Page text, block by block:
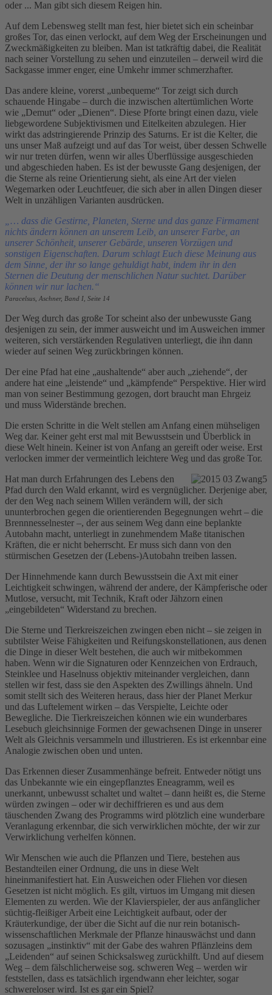
oder ... Man gibt sich diesem Reigen hin.
Auf dem Lebensweg stellt man fest, hier bietet sich ein scheinbar
großes Tor, das einen verlockt, auf dem Weg der Erscheinungen und
Zweckmäßigkeiten zu bleiben. Man ist tatkräftig dabei, die Realität
nach seiner Vorstellung zu sehen und einzuteilen – derweil wird die
Sackgasse immer enger, eine Umkehr immer schmerzhafter.
Das andere kleine, vorerst „unbequeme“ Tor zeigt sich durch
schauende Hingabe – durch die inzwischen altertümlichen Worte
wie „Demut“ oder „Dienen“. Diese Pforte bringt einen dazu, viele
liebgewordene Subjektivismen und Eitelkeiten abzulegen. Hier
wirkt das adstringierende Prinzip des Saturns. Er ist die Kelter, die
uns unser Maß aufzeigt und auf das Tor weist, über dessen Schwelle
wir nur treten dürfen, wenn wir alles Überflüssige ausgeschieden
und abgeschieden haben. Es ist der bewusste Gang desjenigen, der
die Sterne als reine Orientierung sieht, als eine Art der vielen
Wegemarken oder Leuchtfeuer, die sich aber in allen Dingen dieser
Welt in unzähligen Varianten ausdrücken.
„… dass die Gestirne, Planeten, Sterne und das ganze Firmament
nichts ändern können an unserem Leib, an unserer Farbe, an
unserer Schönheit, unserer Gebärde, unseren Vorzügen und
sonstigen Eigenschaften. Darum schlagt Euch diese Meinung aus
dem Sinne, der ihr so lange gehuldigt habt, indem ihr in den
Sternen die Deutung der menschlichen Natur suchtet. Darüber
können wir nur lachen.“
Paracelsus, Aschner, Band I, Seite 14
Der Weg durch das große Tor scheint also der unbewusste Gang
desjenigen zu sein, der immer ausweicht und im Ausweichen immer
weiteren, sich verstärkenden Regulativen unterliegt, die ihn dann
wieder auf seinen Weg zurückbringen können.
Der eine Pfad hat eine „aushaltende“ aber auch „ziehende“, der
andere hat eine „leistende“ und „kämpfende“ Perspektive. Hier wird
man von seiner Bestimmung gezogen, dort braucht man Ehrgeiz
und muss Widerstände brechen.
Die ersten Schritte in die Welt stellen am Anfang einen mühseligen
Weg dar. Keiner geht erst mal mit Bewusstsein und Überblick in
diese Welt hinein. Keiner ist von Anfang an gereift oder weise. Erst
verlocken immer der vermeintlich leichtere Weg und das große Tor.
Hat man durch Erfahrungen des Lebens den
Pfad durch den Wald erkannt, wird es vergnüglicher. Derjenige aber,
der den Weg nach seinem Willen verändern will, der sich
ununterbrochen gegen die orientierenden Begegnungen wehrt – die
Brennnesselnester –, der aus seinem Weg dann eine beplankte
Autobahn macht, unterliegt in zunehmendem Maße titanischen
Kräften, die er nicht beherrscht. Er muss sich dann von den
stürmischen Gesetzen der (Lebens-)Autobahn treiben lassen.
Der Hinnehmende kann durch Bewusstsein die Axt mit einer
Leichtigkeit schwingen, während der andere, der Kämpferische oder
Mutlose, versucht, mit Technik, Kraft oder Jähzorn einen
„eingebildeten“ Widerstand zu brechen.
Die Sterne und Tierkreiszeichen zwingen eben nicht – sie zeigen in
subtilster Weise Fähigkeiten und Reifungskonstellationen, aus denen
die Dinge in dieser Welt bestehen, die auch wir mitbekommen
haben. Wenn wir die Signaturen oder Kennzeichen von Erdrauch,
Steinklee und Haselnuss objektiv miteinander vergleichen, dann
stellen wir fest, dass sie den Aspekten des Zwillings ähneln. Und
somit stellt sich des Weiteren heraus, dass hier der Planet Merkur
und das Luftelement wirken – das Verspielte, Leichte oder
Bewegliche. Die Tierkreiszeichen können wie ein wunderbares
Lesebuch gleichsinnige Formen der gewachsenen Dinge in unserer
Welt als Gleichnis versammeln und illustrieren. Es ist erkennbar eine
Analogie zwischen oben und unten.
Das Erkennen dieser Zusammenhänge befreit. Entweder nötigt uns
das Unbekannte wie ein eingepflanztes Eneagramm, weil es
unerkannt, unbewusst schaltet und waltet – dann heißt es, die Sterne
würden zwingen – oder wir dechiffrieren es und aus dem
täuschenden Zwang des Programms wird plötzlich eine wunderbare
Veranlagung erkennbar, die sich verwirklichen möchte, der wir zur
Verwirklichung verhelfen können.
Wir Menschen wie auch die Pflanzen und Tiere, bestehen aus
Bestandteilen einer Ordnung, die uns in diese Welt
hineinmanifestiert hat. Ein Ausweichen oder Fliehen vor diesen
Gesetzen ist nicht möglich. Es gilt, virtuos im Umgang mit diesen
Elementen zu werden. Wie der Klavierspieler, der aus anfänglicher
süchtig-fleißiger Arbeit eine Leichtigkeit aufbaut, oder der
Kräuterkundige, der über die Sicht auf die nur rein botanisch-
wissenschaftlichen Merkmale der Pflanze hinauswächst und dann
sozusagen „instinktiv“ mit der Gabe des wahren Pflänzleins dem
„Leidenden“ auf seinen Schicksalsweg zurückhilft. Und auf diesem
Weg – dem fälschlicherweise sog. schweren Weg – werden wir
feststellen, dass es tatsächlich irgendwann eher leichter, sogar
schwereloser wird. Ist es gar ein Spiel?